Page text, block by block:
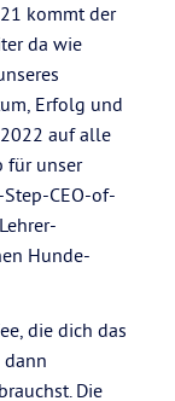
kommt der
da wie
Erfolg und
auf alle
für unser
CEO-of-
Hunde-
die dich das
Die